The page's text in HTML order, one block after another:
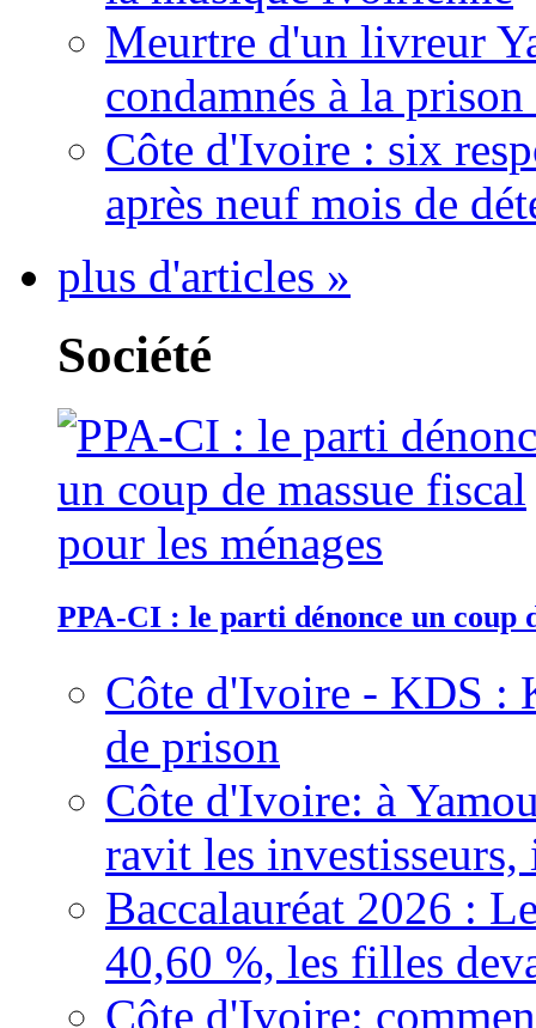
Meurtre d'un livreur
condamnés à la
Côte d'Ivoire : six
après neuf mois de
plus d'articles »
Société
PPA-CI : le parti dénonce un coup
Côte d'Ivoire - KDS :
de prison
Côte d'Ivoire: à
ravit les
Baccalauréat 2026 :
40,60 %, les filles
Côte d'Ivoire: